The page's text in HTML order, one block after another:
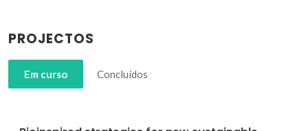
PROJECTOS
Em curso Concluídos